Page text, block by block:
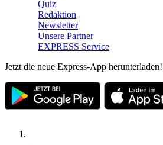
Quiz
Redaktion
Newsletter
Unsere Partner
EXPRESS Service
Jetzt die neue Express-App herunterladen!